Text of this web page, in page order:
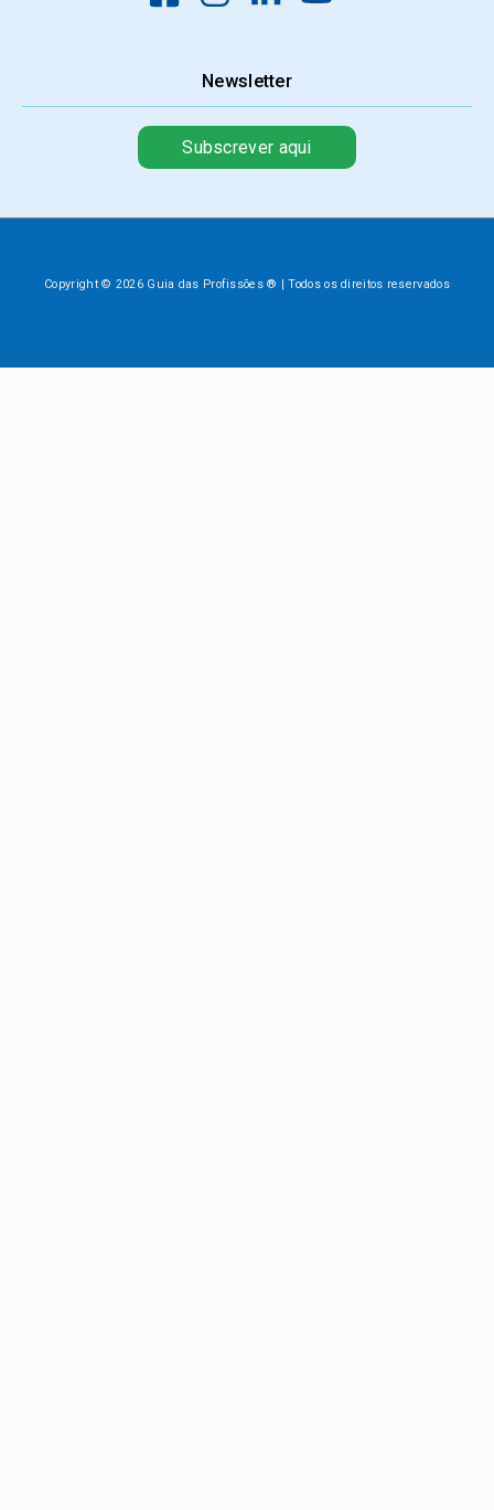
Newsletter
Subscrever aqui
Copyright © 2026 Guia das Profissões ® | Todos os direitos reservados